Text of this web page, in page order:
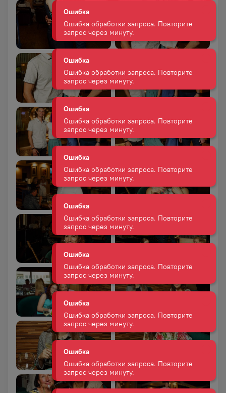
Ошибка
Ошибка обработки запроса. Повторите
запрос через минуту.
Ошибка
Ошибка обработки запроса. Повторите
запрос через минуту.
Ошибка
Ошибка обработки запроса. Повторите
запрос через минуту.
Ошибка
Ошибка обработки запроса. Повторите
запрос через минуту.
Ошибка
Ошибка обработки запроса. Повторите
запрос через минуту.
Ошибка
Ошибка обработки запроса. Повторите
запрос через минуту.
Ошибка
Ошибка обработки запроса. Повторите
запрос через минуту.
Ошибка
Ошибка обработки запроса. Повторите
запрос через минуту.